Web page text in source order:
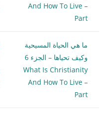
And How To Live –
Part
ما هي الحياة المسيحية
وكيف تحياها – الجزء 6
What Is Christianity
And How To Live –
Part